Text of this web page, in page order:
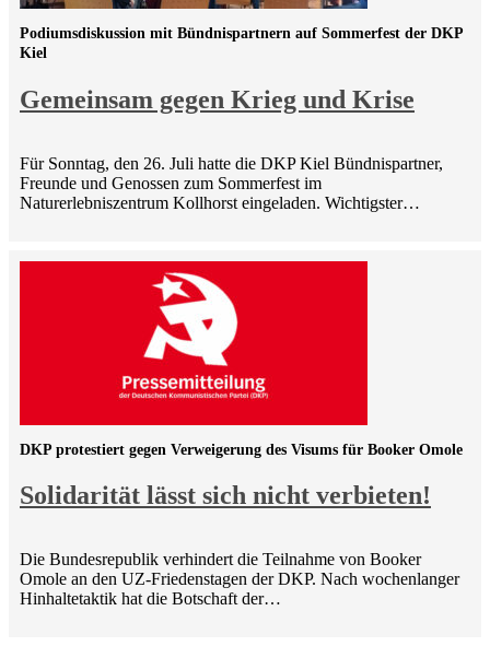
Gemeinsam gegen Krieg und Krise
Podiumsdiskussion mit Bündnispartnern auf Sommerfest der DKP
Kiel
Für Sonntag, den 26. Juli hatte die DKP Kiel Bündnispartner,
Freunde und Genossen zum Sommerfest im
Naturerlebniszentrum Kollhorst eingeladen. Wichtigster…
Solidarität lässt sich nicht verbieten!
DKP protestiert gegen Verweigerung des Visums für Booker Omole
Die Bundesrepublik verhindert die Teilnahme von Booker
Omole an den UZ-Friedenstagen der DKP. Nach wochenlanger
Hinhaltetaktik hat die Botschaft der…